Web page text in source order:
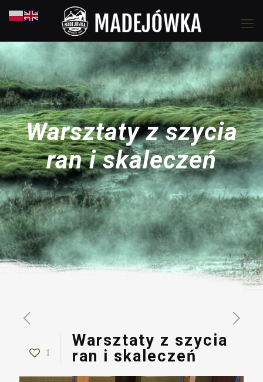
Warsztaty z szycia
ran i skaleczeń
1
Warsztaty z szycia
ran i skaleczeń